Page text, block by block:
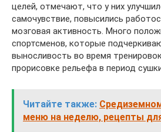
целей, отмечают, что у них
самочувствие, повысились
мозговая активность. Много
спортсменов, которые
выносливость во время
прорисовке рельефа в период
Читайте также:
меню на неделю, рецепты